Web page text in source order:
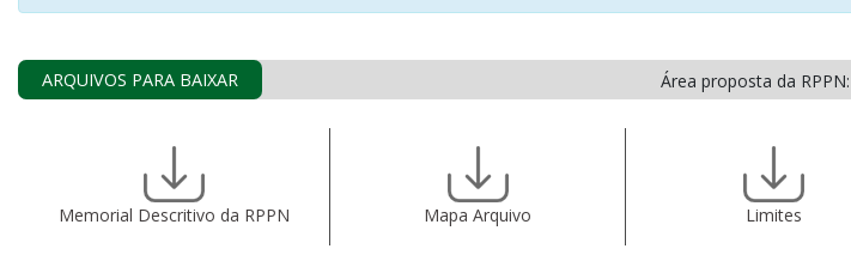
ARQUIVOS PARA BAIXAR Área proposta da
Memorial Descritivo da RPPN Mapa Arquivo Limites